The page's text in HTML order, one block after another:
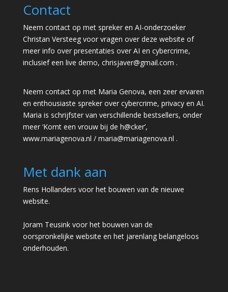
Contact
Neem contact op met spreker en AI-onderzoeker
Christan Versteeg voor vragen over deze website of
meer info over presentaties over AI en cybercrime,
inclusief een live demo, chrisjaver@gmail.com .
Neem contact op met Maria Genova, een zeer ervaren
en enthousiaste spreker over cybercrime, privacy en AI.
Maria is schrijfster van verschillende bestsellers, onder
meer ‘Komt een vrouw bij de h@cker’,
www.mariagenova.nl / maria@mariagenova.nl .
Met dank aan
Rens Hollanders voor het bouwen van de nieuwe
website.
Joram Teusink voor het bouwen van de
oorspronkelijke website en het jarenlang belangeloos
onderhouden.